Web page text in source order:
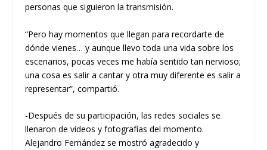
personas que siguieron la transmisión.
“Pero hay momentos que llegan para recordarte de
dónde vienes… y aunque llevo toda una vida sobre los
escenarios, pocas veces me había sentido tan nervioso;
una cosa es salir a cantar y otra muy diferente es salir a
representar”, compartió.
-Después de su participación, las redes sociales se
llenaron de videos y fotografías del momento.
Alejandro Fernández se mostró agradecido y